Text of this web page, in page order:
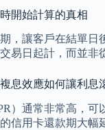
開始計算的真相
，讓客戶在結單
易日起計，而並非
息效應如何讓利息
）通常非常高，
信用卡還款期大幅